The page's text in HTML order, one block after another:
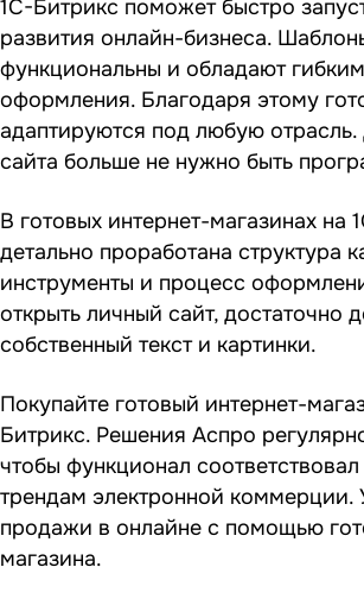
1С-Битрикс поможет быстро
развития онлайн-бизнеса.
функциональны и обладают
оформления. Благодаря этому
адаптируются под любую
сайта больше не нужно быть
В готовых интернет-магазинах на
детально проработана структура
инструменты и процесс
открыть личный сайт, достаточно
собственный текст и картинки.
Покупайте готовый интернет-
Битрикс. Решения Аспро
чтобы функционал
трендам электронной коммерции.
продажи в онлайне с помощью
магазина.